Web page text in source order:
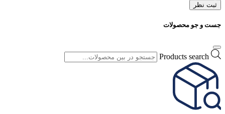
ثبت نظر
جست و جو محصولات
Products search